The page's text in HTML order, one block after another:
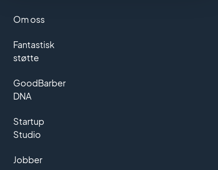
Om oss
Fantastisk
støtte
GoodBarber
DNA
Startup
Studio
Jobber